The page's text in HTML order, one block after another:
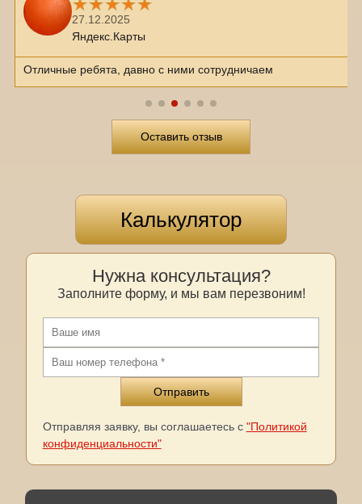
27.12.2025
Яндекс.Карты
Отличные ребята, давно с ними сотрудничаем
Оставить отзыв
Калькулятор
Нужна консультация?
Заполните форму, и мы вам перезвоним!
Отправляя заявку, вы соглашаетесь с "Политикой
конфиденциальности"